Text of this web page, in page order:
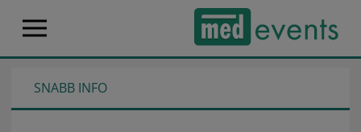
SNABB INFO